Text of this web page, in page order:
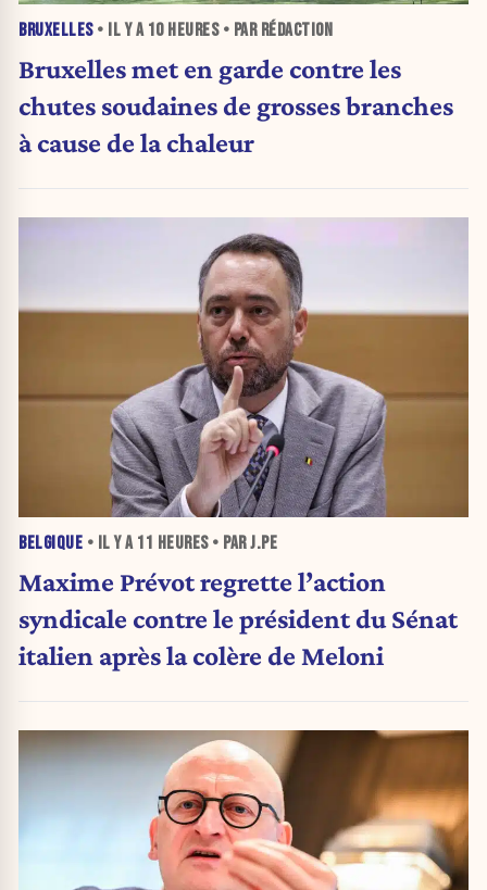
BRUXELLES• IL Y A 10 HEURES• PAR RÉDACTION
Bruxelles met en garde contre les
chutes soudaines de grosses branches
à cause de la chaleur
BELGIQUE • IL Y A 11 HEURES• PAR J.PE
Maxime Prévot regrette l’action
syndicale contre le président du Sénat
italien après la colère de Meloni